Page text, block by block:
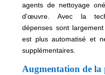
agents de nettoyage
d'œuvre. Avec la
dépenses sont
est plus automatisé et
supplémentaires.
Augmentation de